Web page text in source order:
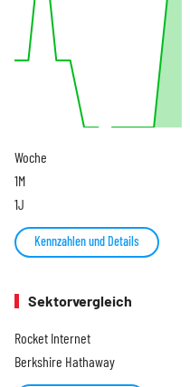
Woche
1M
1J
Kennzahlen und Details
Sektorvergleich
Rocket Internet
Berkshire Hathaway